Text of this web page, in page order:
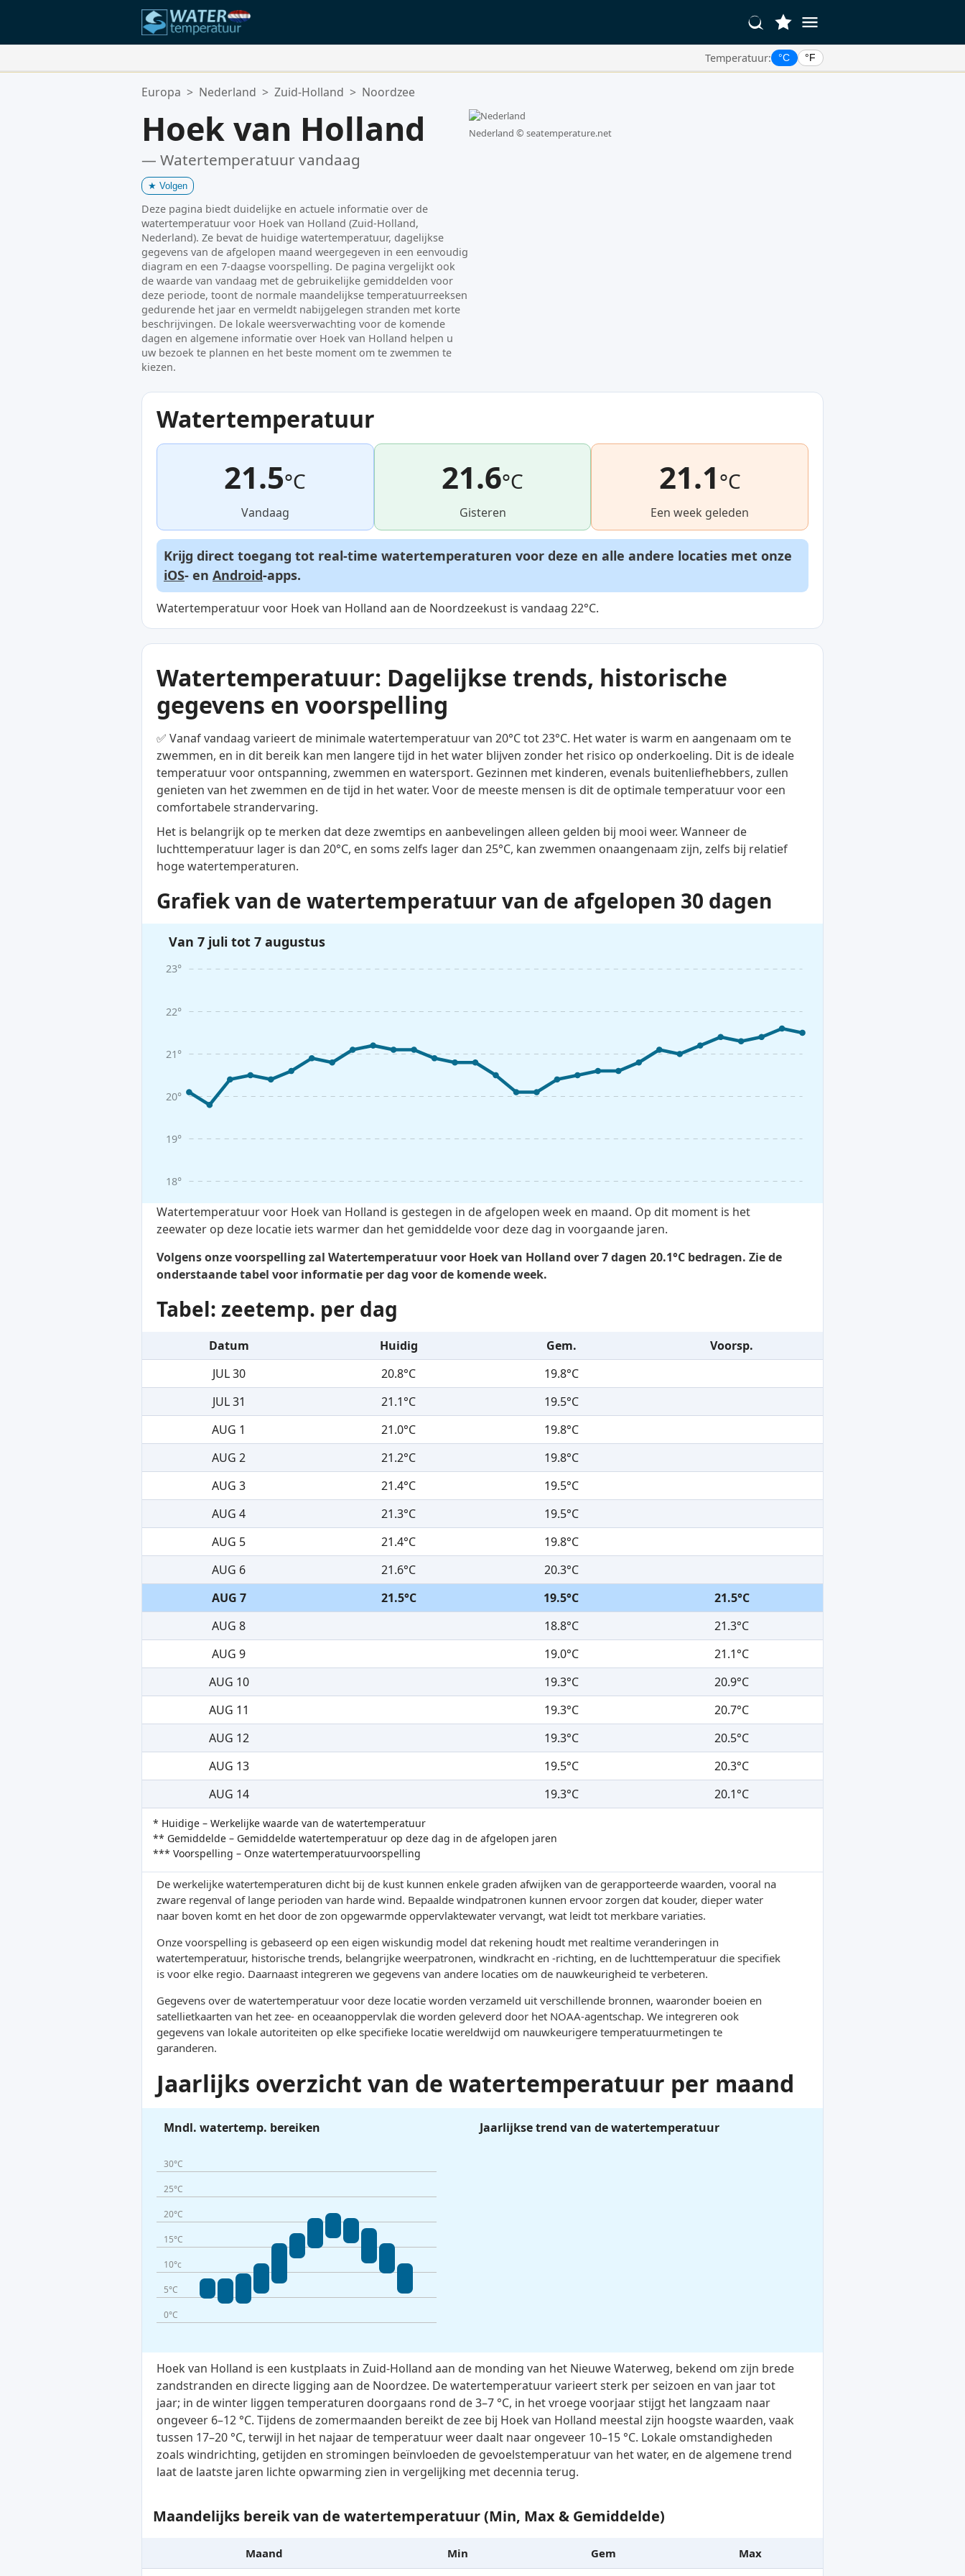
Temperatuur: °C °F
Uw Favoriete Locaties:
Europa > Nederland > Zuid-Holland > Noordzee
Hoek van Holland
— Watertemperatuur vandaag
★ Volgen
Deze pagina biedt duidelijke en actuele informatie over de
watertemperatuur voor Hoek van Holland (Zuid-Holland,
Nederland). Ze bevat de huidige watertemperatuur, dagelijkse
gegevens van de afgelopen maand weergegeven in een eenvoudig
diagram en een 7-daagse voorspelling. De pagina vergelijkt ook
de waarde van vandaag met de gebruikelijke gemiddelden voor
deze periode, toont de normale maandelijkse temperatuurreeksen
gedurende het jaar en vermeldt nabijgelegen stranden met korte
beschrijvingen. De lokale weersverwachting voor de komende
dagen en algemene informatie over Hoek van Holland helpen u
uw bezoek te plannen en het beste moment om te zwemmen te
kiezen.
Nederland © seatemperature.net
Watertemperatuur
21.5°C
Vandaag
21.6°C
Gisteren
21.1°C
Een week geleden
Krijg direct toegang tot real-time watertemperaturen voor deze en alle andere locaties met onze
iOS- en Android-apps.
Watertemperatuur voor Hoek van Holland aan de Noordzeekust is vandaag 22°C.
Watertemperatuur: Dagelijkse trends, historische
gegevens en voorspelling
✅ Vanaf vandaag varieert de minimale watertemperatuur van 20°C tot 23°C. Het water is warm en aangenaam om te
zwemmen, en in dit bereik kan men langere tijd in het water blijven zonder het risico op onderkoeling. Dit is de ideale
temperatuur voor ontspanning, zwemmen en watersport. Gezinnen met kinderen, evenals buitenliefhebbers, zullen
genieten van het zwemmen en de tijd in het water. Voor de meeste mensen is dit de optimale temperatuur voor een
comfortabele strandervaring.
Het is belangrijk op te merken dat deze zwemtips en aanbevelingen alleen gelden bij mooi weer. Wanneer de
luchttemperatuur lager is dan 20°C, en soms zelfs lager dan 25°C, kan zwemmen onaangenaam zijn, zelfs bij relatief
hoge watertemperaturen.
Grafiek van de watertemperatuur van de afgelopen 30 dagen
Van 7 juli tot 7 augustus
18°
19°
20°
21°
22°
23°
Watertemperatuur voor Hoek van Holland is gestegen in de afgelopen week en maand. Op dit moment is het
zeewater op deze locatie iets warmer dan het gemiddelde voor deze dag in voorgaande jaren.
Volgens onze voorspelling zal Watertemperatuur voor Hoek van Holland over 7 dagen 20.1°C bedragen. Zie de
onderstaande tabel voor informatie per dag voor de komende week.
Tabel: zeetemp. per dag
Datum Huidig Gem.
Voorsp.
JUL 30
20.8°C
19.8°C
JUL 31
21.1°C
19.5°C
AUG 1
21.0°C
19.8°C
AUG 2
21.2°C
19.8°C
AUG 3
21.4°C
19.5°C
AUG 4
21.3°C
19.5°C
AUG 5
21.4°C
19.8°C
AUG 6
21.6°C
20.3°C
AUG 7
21.5°C 19.5°C
21.5°C
AUG 8
18.8°C
21.3°C
AUG 9
19.0°C
21.1°C
AUG 10
19.3°C
20.9°C
AUG 11
19.3°C
20.7°C
AUG 12
19.3°C
20.5°C
AUG 13
19.5°C
20.3°C
AUG 14
19.3°C 20.1°C
* Huidige – Werkelijke waarde van de watertemperatuur
** Gemiddelde – Gemiddelde watertemperatuur op deze dag in de afgelopen jaren
*** Voorspelling – Onze watertemperatuurvoorspelling
De werkelijke watertemperaturen dicht bij de kust kunnen enkele graden afwijken van de gerapporteerde waarden, vooral na
zware regenval of lange perioden van harde wind. Bepaalde windpatronen kunnen ervoor zorgen dat kouder, dieper water
naar boven komt en het door de zon opgewarmde oppervlaktewater vervangt, wat leidt tot merkbare variaties.
Onze voorspelling is gebaseerd op een eigen wiskundig model dat rekening houdt met realtime veranderingen in
watertemperatuur, historische trends, belangrijke weerpatronen, windkracht en -richting, en de luchttemperatuur die specifiek
is voor elke regio. Daarnaast integreren we gegevens van andere locaties om de nauwkeurigheid te verbeteren.
Gegevens over de watertemperatuur voor deze locatie worden verzameld uit verschillende bronnen, waaronder boeien en
satellietkaarten van het zee- en oceaanoppervlak die worden geleverd door het NOAA-agentschap. We integreren ook
gegevens van lokale autoriteiten op elke specifieke locatie wereldwijd om nauwkeurigere temperatuurmetingen te
garanderen.
Jaarlijks overzicht van de watertemperatuur per maand
Mndl. watertemp. bereiken
30°C
25°C
20°C
15°C
10°c
5°C
0°C
Jaarlijkse trend van de watertemperatuur
Hoek van Holland is een kustplaats in Zuid-Holland aan de monding van het Nieuwe Waterweg, bekend om zijn brede
zandstranden en directe ligging aan de Noordzee. De watertemperatuur varieert sterk per seizoen en van jaar tot
jaar; in de winter liggen temperaturen doorgaans rond de 3–7 °C, in het vroege voorjaar stijgt het langzaam naar
ongeveer 6–12 °C. Tijdens de zomermaanden bereikt de zee bij Hoek van Holland meestal zijn hoogste waarden, vaak
tussen 17–20 °C, terwijl in het najaar de temperatuur weer daalt naar ongeveer 10–15 °C. Lokale omstandigheden
zoals windrichting, getijden en stromingen beïnvloeden de gevoelstemperatuur van het water, en de algemene trend
laat de laatste jaren lichte opwarming zien in vergelijking met decennia terug.
Maandelijks bereik van de watertemperatuur (Min, Max & Gemiddelde)
Maand Min Gem Max